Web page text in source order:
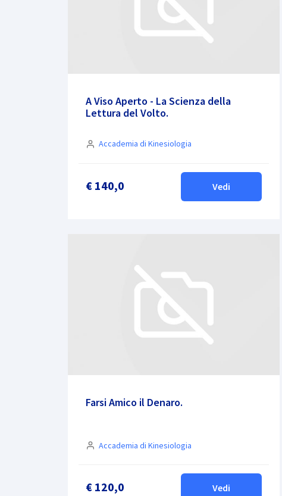
A Viso Aperto - La Scienza della
Lettura del Volto.
Accademia di Kinesiologia
€ 140,0 Vedi
Farsi Amico il Denaro.
Accademia di Kinesiologia
€ 120,0 Vedi